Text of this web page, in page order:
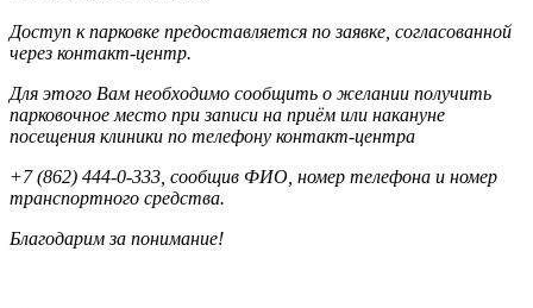
Доступ к парковке предоставляется по заявке, согласованной
через контакт-центр.
Для этого Вам необходимо сообщить о желании получить
парковочное место при записи на приём или накануне
посещения клиники по телефону контакт-центра
+7 (862) 444-0-333, сообщив ФИО, номер телефона и номер
транспортного средства.
Благодарим за понимание!